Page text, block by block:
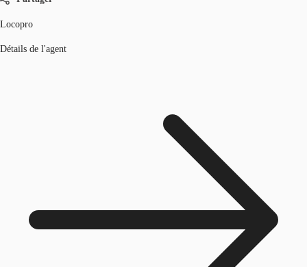
Locopro
Détails de l'agent